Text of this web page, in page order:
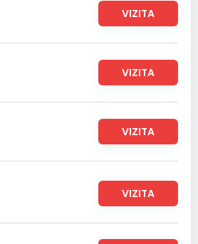
VIZITA
VIZITA
VIZITA
VIZITA